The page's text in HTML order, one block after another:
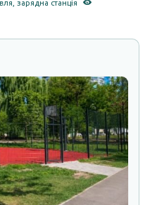
,зарядна станція